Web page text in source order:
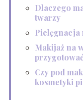
Dlaczego
twarzy
Pielęgnacja
Makijaż na
Czy pod
kosmetyki